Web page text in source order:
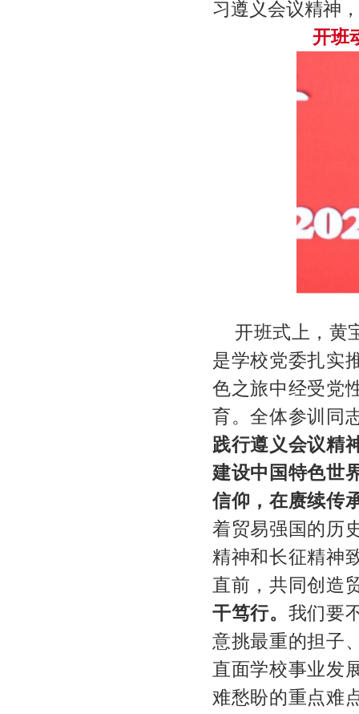
习遵义会议精神
开班
开班式上，黄
是学校党委扎实
色之旅中经受党
育。全体参训同
践行遵义会议精
建设中国特色世
信仰，在赓续传
着贸易强国的历
精神和长征精神
直前，共同创造
干笃行。 我们要
意挑最重的担子
直面学校事业发
难愁盼的重点难